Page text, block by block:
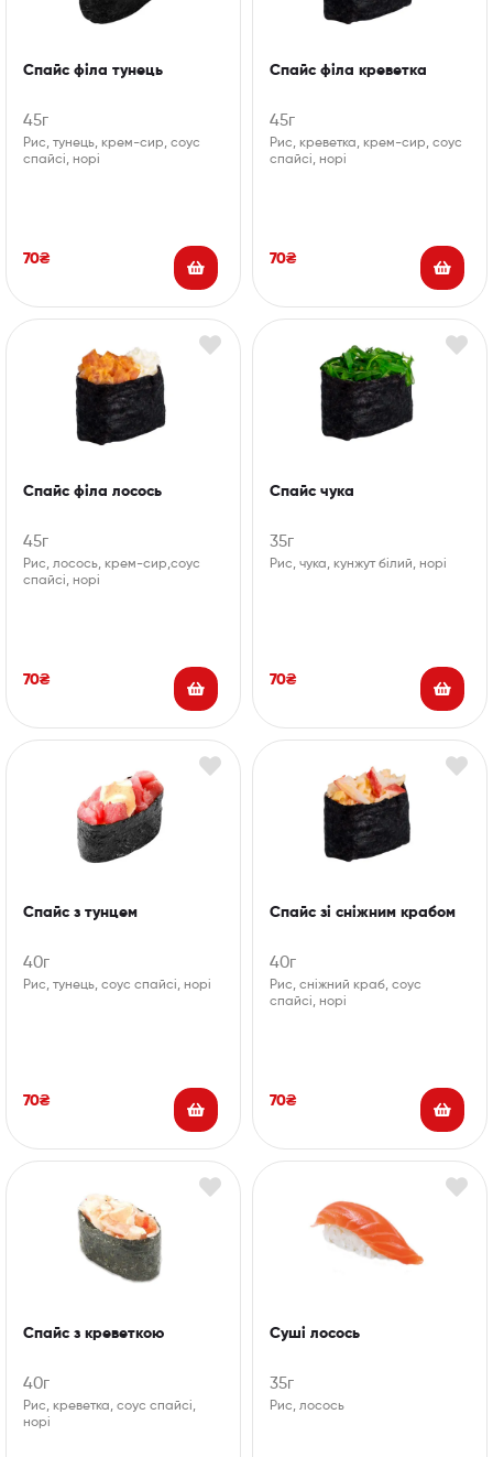
Спайс філа тунець
45г
Рис, тунець, крем-сир, соус
спайсі, норі
70₴
Спайс філа креветка
45г
Рис, креветка, крем-сир, соус
спайсі, норі
70₴
Спайс філа лосось
45г
Рис, лосось, крем-сир,соус
спайсі, норі
70₴
Спайс чука
35г
Рис, чука, кунжут білий, норі
70₴
Спайс з тунцем
40г
Рис, тунець, соус спайсі, норі
70₴
Спайс зі сніжним крабом
40г
Рис, сніжний краб, соус
спайсі, норі
70₴
Спайс з креветкою
40г
Рис, креветка, соус спайсі,
норі
Суші лосось
35г
Рис, лосось